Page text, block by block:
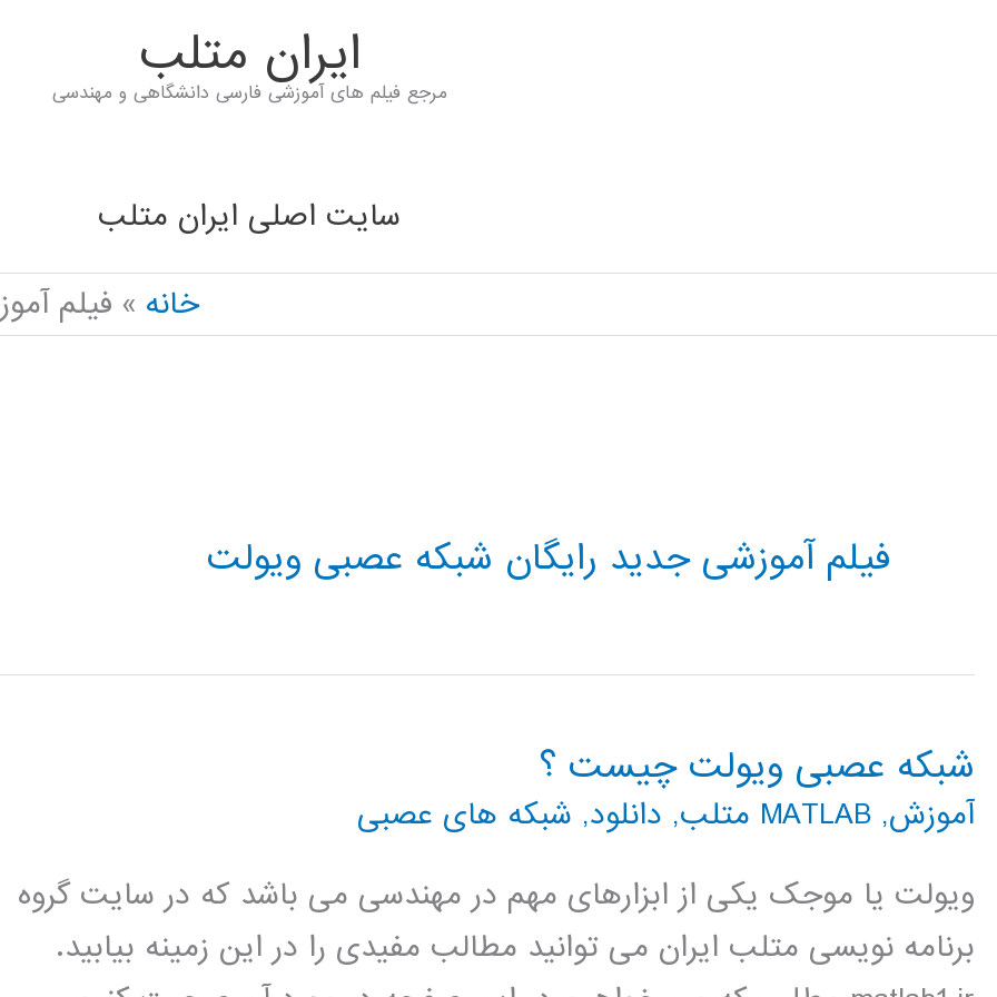
ايران متلب
مرجع فیلم های آموزشی فارسی دانشگاهی و مهندسی
سایت اصلی ایران متلب
خانه
فیلم
فیلم آموزشی جدید رایگان شبکه عصبی ویولت
شبکه عصبی ویولت چیست ؟
آموزش, MATLAB متلب , دانلود, شبکه های عصبی
ویولت یا موجک یکی از ابزارهای مهم در مهندسی می باشد که در سایت گروه
برنامه نویسی متلب ایران می توانید مطالب مفیدی را در این زمینه بیابید.